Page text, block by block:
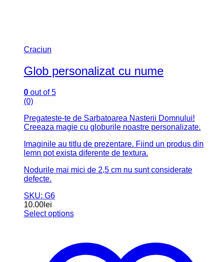
Craciun
Glob personalizat cu nume
0 out of 5
(0)
Pregateste-te de Sarbatoarea Nasterii Domnului!
Creeaza magie cu globurile noastre personalizate.
Imaginile au titlu de prezentare. Fiind un produs din
lemn pot exista diferente de textura.
Nodurile mai mici de 2,5 cm nu sunt considerate
defecte.
SKU: G6
10.00 lei
Select options